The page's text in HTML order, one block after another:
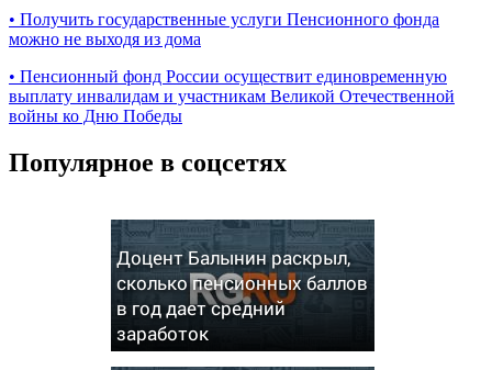
• Получить государственные услуги Пенсионного фонда
можно не выходя из дома
• Пенсионный фонд России осуществит единовременную
выплату инвалидам и участникам Великой Отечественной
войны ко Дню Победы
Популярное в соцсетях
Доцент Балынин раскрыл,
сколько пенсионных баллов
в год дает средний
заработок